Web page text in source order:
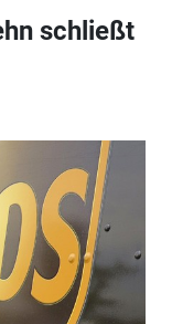
schließt